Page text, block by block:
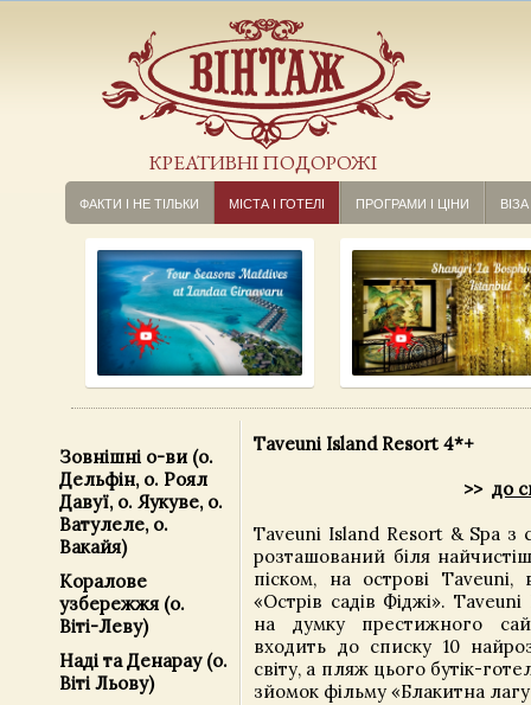
КРЕАТИВНІ ПОДОРОЖІ
ФАКТИ І НЕ ТІЛЬКИ МІСТА І ГОТЕЛІ ПРОГРАМИ І ЦІНИ ВІЗА
Зовнішні о-ви (о.
Дельфін, о. Роял
Давуї, о. Яукуве, о.
Ватулеле, о.
Вакайя)
Коралове
узбережжя (о.
Віті-Леву)
Наді та Денарау (о.
Віті Льову)
Taveuni Island Resort 4*+
>> до
Taveuni Island Resort & Spa з
розташований біля
піском, на острові Taveuni,
«Острів садів Фіджі».
на думку престижного
входить до списку 10
світу, а пляж цього бутік-
зйомок фільму «Блакитна